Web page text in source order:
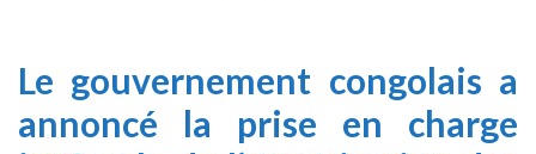
Le gouvernement congolais a
annoncé la prise en charge